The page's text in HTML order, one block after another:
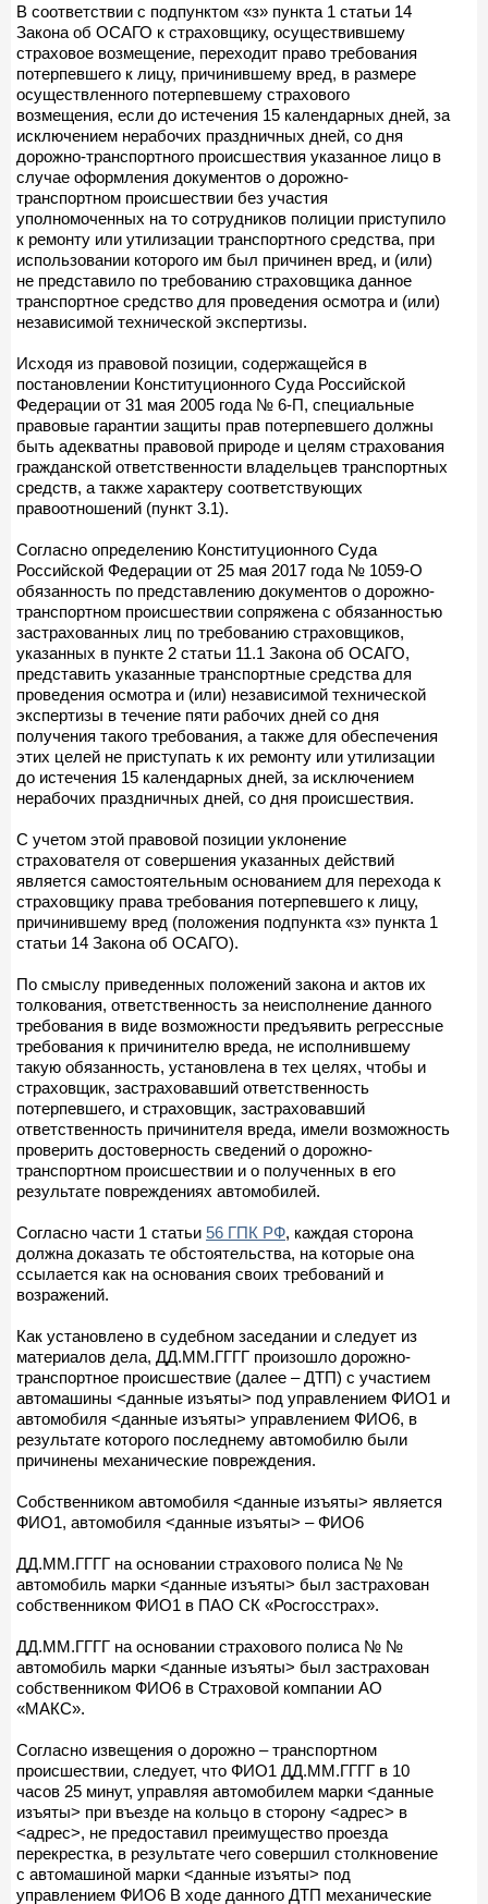
В соответствии с подпунктом «з» пункта 1 статьи 14
Закона об ОСАГО к страховщику, осуществившему
страховое возмещение, переходит право требования
потерпевшего к лицу, причинившему вред, в размере
осуществленного потерпевшему страхового
возмещения, если до истечения 15 календарных дней, за
исключением нерабочих праздничных дней, со дня
дорожно-транспортного происшествия указанное лицо в
случае оформления документов о дорожно-
транспортном происшествии без участия
уполномоченных на то сотрудников полиции приступило
к ремонту или утилизации транспортного средства, при
использовании которого им был причинен вред, и (или)
не представило по требованию страховщика данное
транспортное средство для проведения осмотра и (или)
независимой технической экспертизы.
Исходя из правовой позиции, содержащейся в
постановлении Конституционного Суда Российской
Федерации от 31 мая 2005 года № 6-П, специальные
правовые гарантии защиты прав потерпевшего должны
быть адекватны правовой природе и целям страхования
гражданской ответственности владельцев транспортных
средств, а также характеру соответствующих
правоотношений (пункт 3.1).
Согласно определению Конституционного Суда
Российской Федерации от 25 мая 2017 года № 1059-О
обязанность по представлению документов о дорожно-
транспортном происшествии сопряжена с обязанностью
застрахованных лиц по требованию страховщиков,
указанных в пункте 2 статьи 11.1 Закона об ОСАГО,
представить указанные транспортные средства для
проведения осмотра и (или) независимой технической
экспертизы в течение пяти рабочих дней со дня
получения такого требования, а также для обеспечения
этих целей не приступать к их ремонту или утилизации
до истечения 15 календарных дней, за исключением
нерабочих праздничных дней, со дня происшествия.
С учетом этой правовой позиции уклонение
страхователя от совершения указанных действий
является самостоятельным основанием для перехода к
страховщику права требования потерпевшего к лицу,
причинившему вред (положения подпункта «з» пункта 1
статьи 14 Закона об ОСАГО).
По смыслу приведенных положений закона и актов их
толкования, ответственность за неисполнение данного
требования в виде возможности предъявить регрессные
требования к причинителю вреда, не исполнившему
такую обязанность, установлена в тех целях, чтобы и
страховщик, застраховавший ответственность
потерпевшего, и страховщик, застраховавший
ответственность причинителя вреда, имели возможность
проверить достоверность сведений о дорожно-
транспортном происшествии и о полученных в его
результате повреждениях автомобилей.
Согласно части 1 статьи 56 ГПК РФ, каждая сторона
должна доказать те обстоятельства, на которые она
ссылается как на основания своих требований и
возражений.
Как установлено в судебном заседании и следует из
материалов дела, ДД.ММ.ГГГГ произошло дорожно-
транспортное происшествие (далее – ДТП) с участием
автомашины <данные изъяты> под управлением ФИО1 и
автомобиля <данные изъяты> управлением ФИО6, в
результате которого последнему автомобилю были
причинены механические повреждения.
Собственником автомобиля <данные изъяты> является
ФИО1, автомобиля <данные изъяты> – ФИО6
ДД.ММ.ГГГГ на основании страхового полиса № №
автомобиль марки <данные изъяты> был застрахован
собственником ФИО1 в ПАО СК «Росгосстрах».
ДД.ММ.ГГГГ на основании страхового полиса № №
автомобиль марки <данные изъяты> был застрахован
собственником ФИО6 в Страховой компании АО
«МАКС».
Согласно извещения о дорожно – транспортном
происшествии, следует, что ФИО1 ДД.ММ.ГГГГ в 10
часов 25 минут, управляя автомобилем марки <данные
изъяты> при въезде на кольцо в сторону <адрес> в
<адрес>, не предоставил преимущество проезда
перекрестка, в результате чего совершил столкновение
с автомашиной марки <данные изъяты> под
управлением ФИО6 В ходе данного ДТП механические